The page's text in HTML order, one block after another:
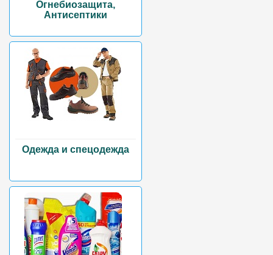
Огнебиозащита,
Антисептики
Одежда и спецодежда